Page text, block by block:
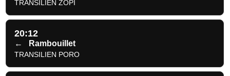
TRANSILIEN ZOPI
20:12
← Rambouillet
TRANSILIEN PORO